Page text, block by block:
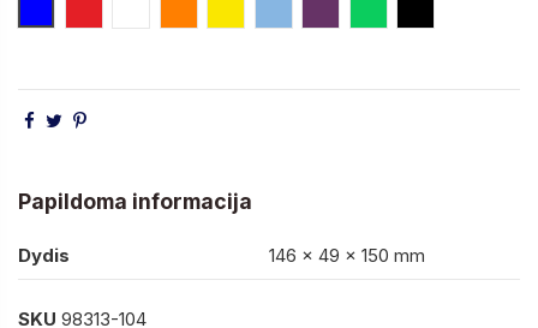
Papildoma informacija
Dydis 146 x 49 x 150 mm
SKU 98313-104